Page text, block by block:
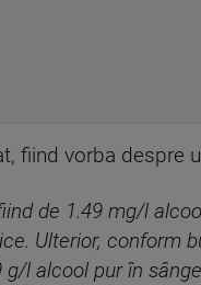
fiind vorba despre
de 1.49 mg/l
Ulterior, conform
l alcool pur în